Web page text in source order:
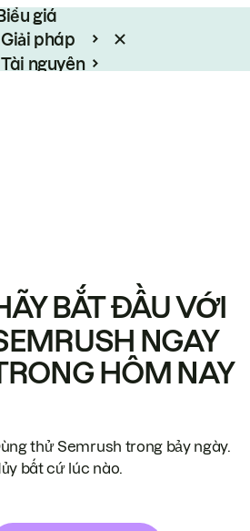
giá
Giải pháp
Tài nguyên
BẮT ĐẦU VỚI
NGAY
HÔM NAY
thử Semrush trong bảy ngày.
bất cứ lúc nào.